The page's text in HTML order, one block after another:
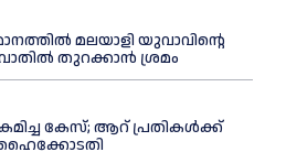
മലയാളി യുവാവിന്റെ
തുറക്കാൻ ശ്രമം
കേസ്; ആറ് പ്രതികള്‍ക്ക്
ഹൈക്കോടതി